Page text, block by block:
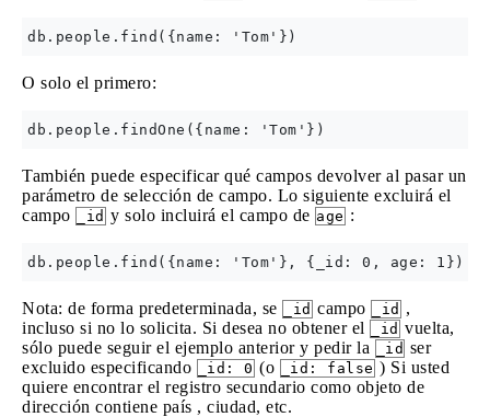
O solo el primero:
También puede especificar qué campos devolver al pasar un
parámetro de selección de campo. Lo siguiente excluirá el
campo
_id y solo incluirá el campo de age :
Nota: de forma predeterminada, se _id campo _id ,
incluso si no lo solicita. Si desea no obtener el
_id vuelta,
sólo puede seguir el ejemplo anterior y pedir la
_id ser
excluido especificando
_id: 0 (o _id: false ) Si usted
quiere encontrar el registro secundario como objeto de
dirección contiene país , ciudad, etc.